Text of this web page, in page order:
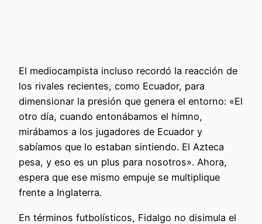
El mediocampista incluso recordó la reacción de
los rivales recientes, como Ecuador, para
dimensionar la presión que genera el entorno: «El
otro día, cuando entonábamos el himno,
mirábamos a los jugadores de Ecuador y
sabíamos que lo estaban sintiendo. El Azteca
pesa, y eso es un plus para nosotros». Ahora,
espera que ese mismo empuje se multiplique
frente a Inglaterra.
En términos futbolísticos, Fidalgo no disimula el